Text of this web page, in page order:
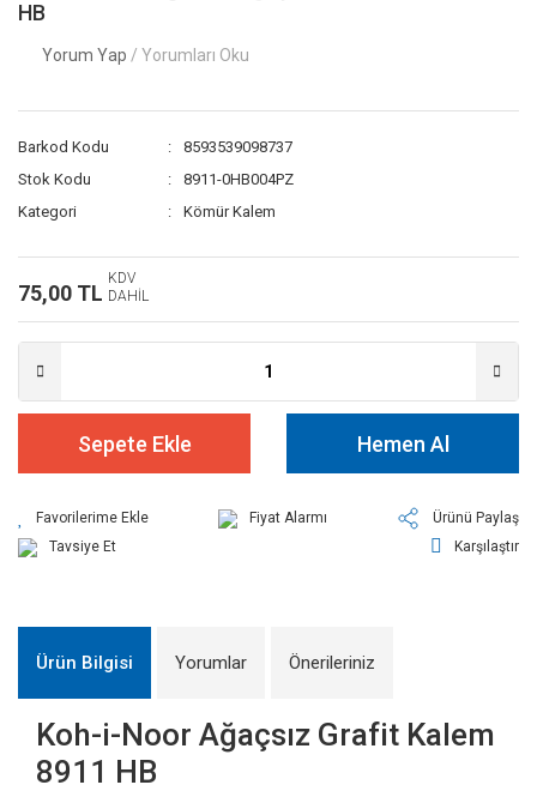
HB
Yorum Yap / Yorumları Oku
Barkod Kodu
8593539098737
Stok Kodu
8911-0HB004PZ
Kategori
Kömür Kalem
75,00 TL
KDV
DAHİL
Sepete Ekle Hemen Al
Fiyat Alarmı
Ürünü Paylaş
Tavsiye Et
Karşılaştır
Ürün Bilgisi Yorumlar Önerileriniz
Koh-i-Noor Ağaçsız Grafit Kalem
8911 HB